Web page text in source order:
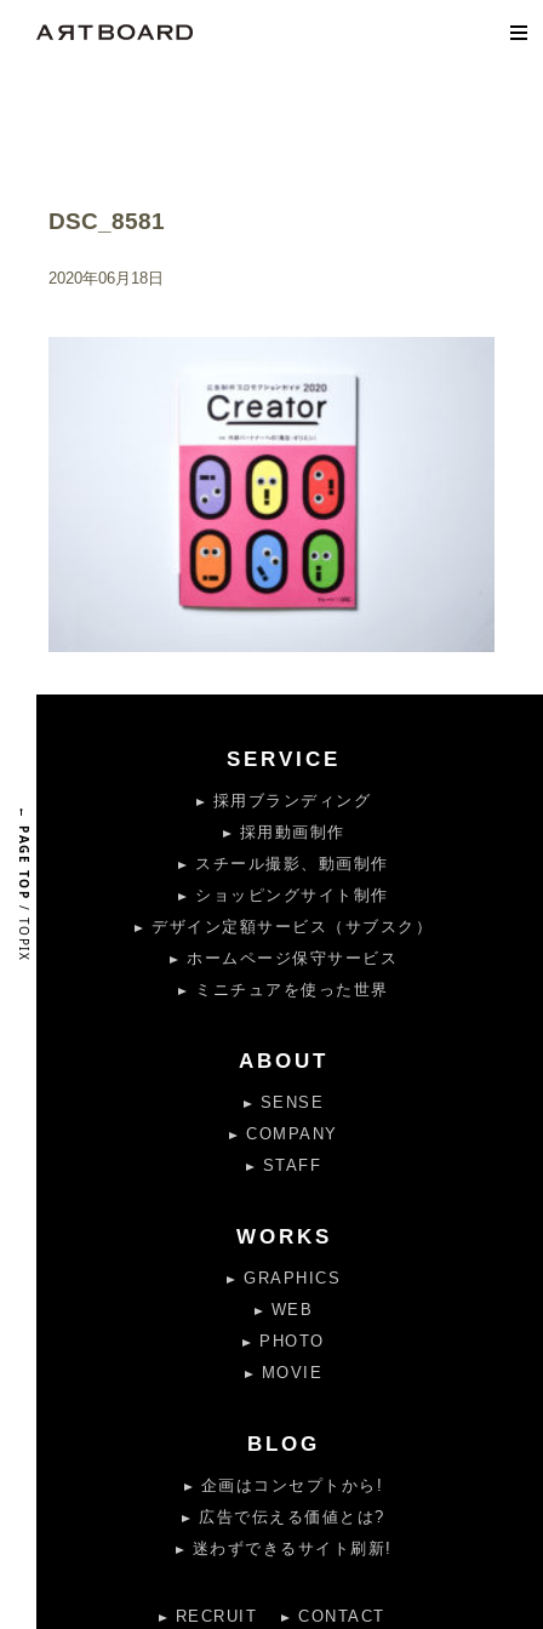
DSC_8581
2020年06月18日
← PAGE TOP
/ TOPIX
SERVICE
採用ブランディング
採用動画制作
スチール撮影、動画制作
ショッピングサイト制作
デザイン定額サービス（サブスク）
ホームページ保守サービス
ミニチュアを使った世界
ABOUT
SENSE
COMPANY
STAFF
WORKS
GRAPHICS
WEB
PHOTO
MOVIE
BLOG
企画はコンセプトから!
広告で伝える価値とは?
迷わずできるサイト刷新!
RECRUIT CONTACT